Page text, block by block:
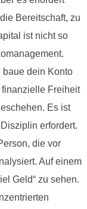
Bereitschaft, zu
ist nicht so
baue dein Konto
finanzielle Freiheit
Es ist
erfordert.
die vor
Auf einem
Geld“ zu sehen.